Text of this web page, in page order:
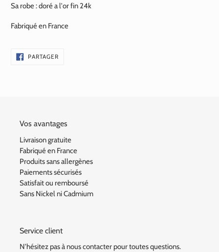
Sa robe : doré a l'or fin 24k
Fabriqué en France
PARTAGERPARTAGER
SUR
Vos avantages
Livraison gratuite
Fabriqué en France
Produits sans allergènes
Paiements sécurisés
Satisfait ou remboursé
Sans Nickel ni Cadmium
Service client
N'hésitez pas à nous contacter pour toutes questions.